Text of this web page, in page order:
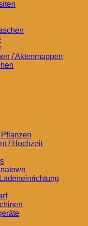
/ Aktenmappen
/ Hochzeit